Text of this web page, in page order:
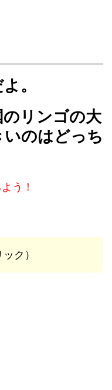
。
のリンゴの大
のはどっち
う！
ク）